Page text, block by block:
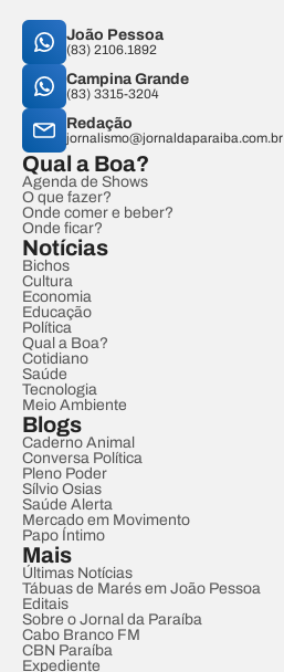
João Pessoa
(83) 2106.1892
Campina Grande
(83) 3315-3204
Redação
jornalismo@jornaldaparaiba.com.br
Qual a Boa?
Agenda de Shows
O que fazer?
Onde comer e beber?
Onde ficar?
Notícias
Bichos
Cultura
Economia
Educação
Política
Qual a Boa?
Cotidiano
Saúde
Tecnologia
Meio Ambiente
Blogs
Caderno Animal
Conversa Política
Pleno Poder
Sílvio Osias
Saúde Alerta
Mercado em Movimento
Papo Íntimo
Mais
Últimas Notícias
Tábuas de Marés em João Pessoa
Editais
Sobre o Jornal da Paraíba
Cabo Branco FM
CBN Paraíba
Expediente